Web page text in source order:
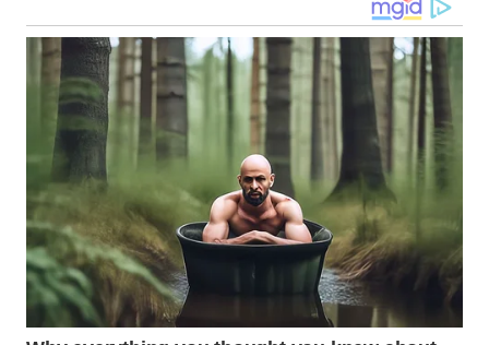
WN
TAPANULI
SELATAN
TANJUNG
LESUNG
WN
KARO